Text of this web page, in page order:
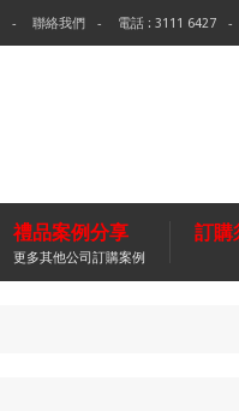
聯絡我們 電話 : 3111 6427
禮品案例分享
更多其他公司訂購案例
訂購